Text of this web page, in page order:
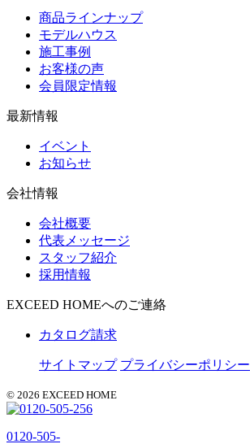
商品ラインナップ
モデルハウス
施工事例
お客様の声
会員限定情報
最新情報
イベント
お知らせ
会社情報
会社概要
代表メッセージ
スタッフ紹介
採用情報
EXCEED HOMEへのご連絡
カタログ請求
サイトマップ プライバシーポリシー
© 2026 EXCEED HOME
0120-505-